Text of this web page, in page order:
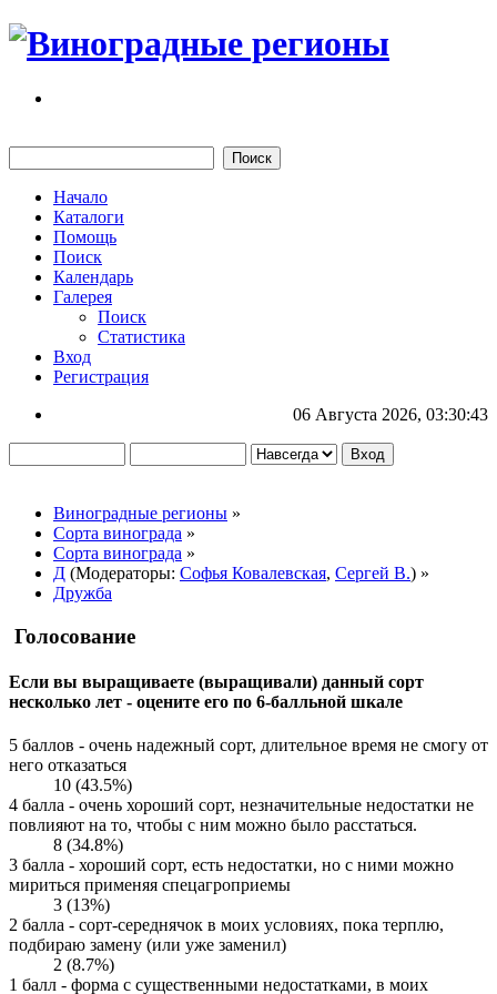
Начало
Каталоги
Помощь
Поиск
Календарь
Галерея
Поиск
Статистика
Вход
Регистрация
06 Августа 2026, 03:30:43
Виноградные регионы »
Сорта винограда »
Сорта винограда »
Д (Модераторы: Софья Ковалевская, Сергей В.) »
Дружба
Голосование
Если вы выращиваете (выращивали) данный сорт
несколько лет - оцените его по 6-балльной шкале
5 баллов - очень надежный сорт, длительное время не смогу от
него отказаться
10 (43.5%)
4 балла - очень хороший сорт, незначительные недостатки не
повлияют на то, чтобы с ним можно было расстаться.
8 (34.8%)
3 балла - хороший сорт, есть недостатки, но с ними можно
мириться применяя спецагроприемы
3 (13%)
2 балла - сорт-середнячок в моих условиях, пока терплю,
подбираю замену (или уже заменил)
2 (8.7%)
1 балл - форма с существенными недостатками, в моих